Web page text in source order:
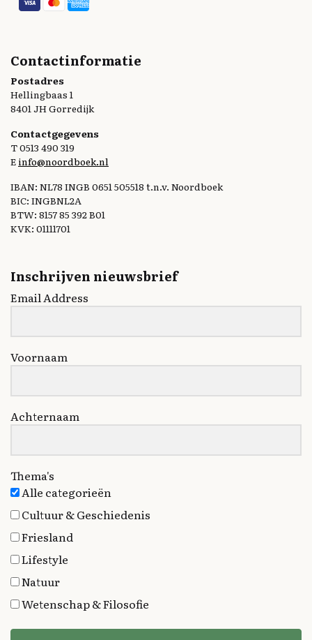
Contactinformatie
Postadres
Hellingbaas 1
8401 JH Gorredijk
Contactgegevens
T 0513 490 319
E info@noordboek.nl
IBAN: NL78 INGB 0651 505518 t.n.v. Noordboek
BIC: INGBNL2A
BTW: 8157 85 392 B01
KVK: 01111701
Inschrijven nieuwsbrief
Email Address
Voornaam
Achternaam
Thema's
Alle categorieën
Cultuur & Geschiedenis
Friesland
Lifestyle
Natuur
Wetenschap & Filosofie